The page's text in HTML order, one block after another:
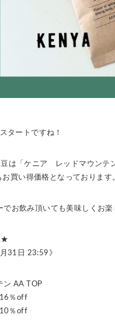
タートですね！
は「ケニア レッドマウンテ
買い得価格となっております
でお飲み頂いても美味しくお楽
★
31日 23:59》
AA TOP
％off
％off